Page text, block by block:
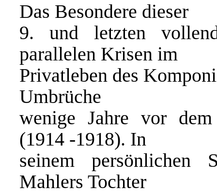
Das Besondere dieser
9. und letzten
parallelen Krisen im
Privatleben des
Umbrüche
wenige Jahre vor
(1914 -1918). In
seinem persönlichen
Mahlers Tochter